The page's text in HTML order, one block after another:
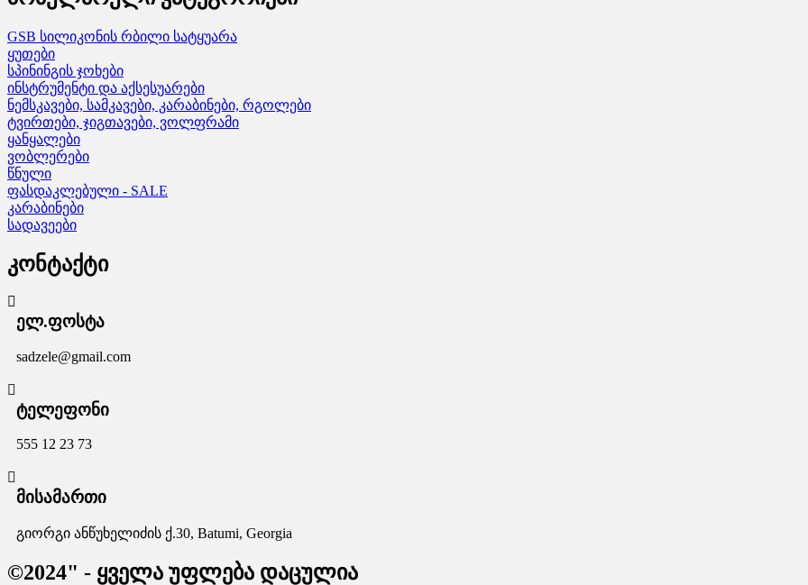
GSB სილიკონის რბილი სატყუარა
ყუთები
სპინინგის ჯოხები
ინსტრუმენტი და აქსესუარები
ნემსკავები, სამკავები, კარაბინები, რგოლები
ტვირთები, ჯიგთავები, ვოლფრამი
ყანყალები
ვობლერები
წნული
ფასდაკლებული - SALE
კარაბინები
სადავეები
კონტაქტი
ელ.ფოსტა
sadzele@gmail.com
ტელეფონი
555 12 23 73
მისამართი
გიორგი ანწუხელიძის ქ.30, Batumi, Georgia
©2024" - ყველა უფლება დაცულია